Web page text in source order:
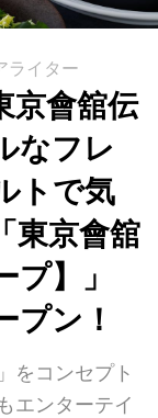
ライター
京會舘伝
なフレ
トで気
東京會舘
】」
プン！
をコンセプト
エンターテイ